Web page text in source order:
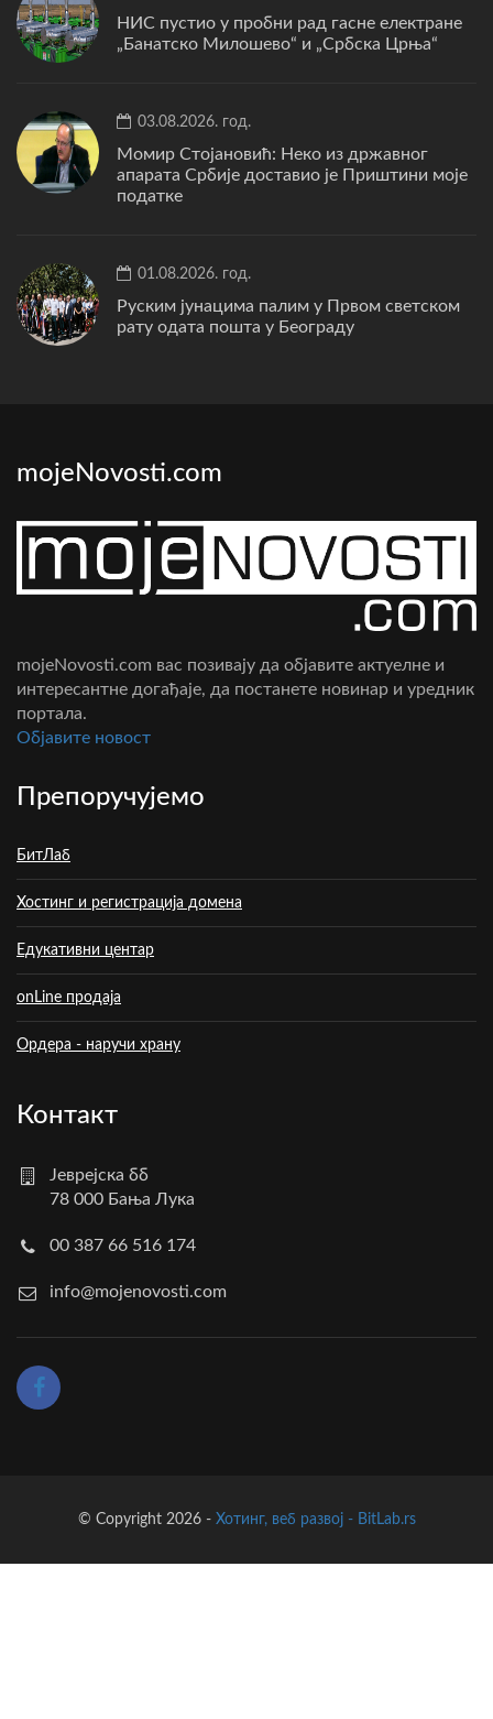
НИС пустио у пробни рад гасне електране
„Банатско Милошево“ и „Србска Црња“
03.08.2026. год.
Момир Стојановић: Неко из државног
апарата Србије доставио је Приштини моје
податке
01.08.2026. год.
Руским јунацима палим у Првом светском
рату одата пошта у Београду
mojeNovosti.com
mojeNovosti.com вас позивају да објавите актуелне и
интересантне догађаје, да постанете новинар и уредник
портала.
Oбјавите новост
Препоручујемо
БитЛаб
Хостинг и регистрација домена
Едукативни центар
onLine продаја
Ордера - наручи храну
Контакт
Јеврејска бб
78 000 Бања Лука
00 387 66 516 174
info@mojenovosti.com
© Copyright 2026 - Хотинг, веб развој - BitLab.rs